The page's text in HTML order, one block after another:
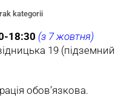
kategorii
18:30 (з 7 жовтня)
19 (підземний
обов’язкова.